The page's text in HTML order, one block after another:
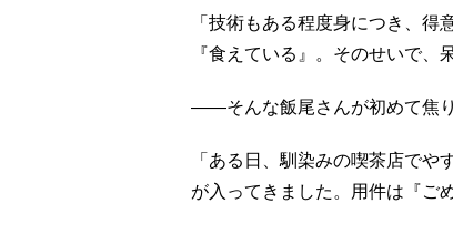
「技術もある程度身につき、
『食えている』。そのせいで、
――そんな飯尾さんが初めて焦
「ある日、馴染みの喫茶店で
が入ってきました。用件は『ご